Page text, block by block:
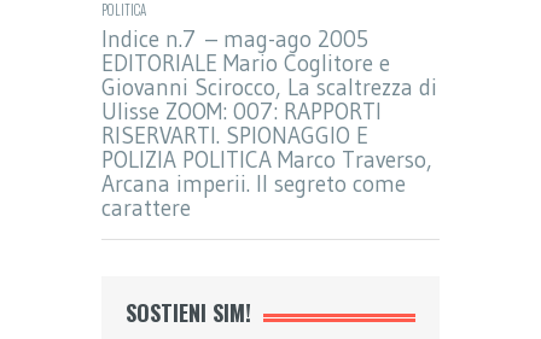
POLITICA
Indice n.7 – mag-ago 2005
EDITORIALE Mario Coglitore e
Giovanni Scirocco, La scaltrezza di
Ulisse ZOOM: 007: RAPPORTI
RISERVARTI. SPIONAGGIO E
POLIZIA POLITICA Marco Traverso,
Arcana imperii. Il segreto come
carattere
SOSTIENI SIM!